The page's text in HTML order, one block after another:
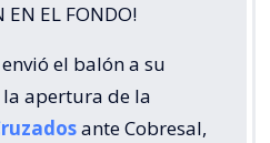
EN EL FONDO!
el balón a su
apertura de la
ante Cobresal,